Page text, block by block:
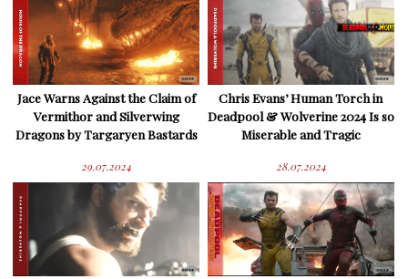
Jace Warns Against the Claim of
Vermithor and Silverwing
Dragons by Targaryen Bastards
29.07.2024
Chris Evans’ Human Torch in
Deadpool & Wolverine 2024 Is so
Miserable and Tragic
28.07.2024